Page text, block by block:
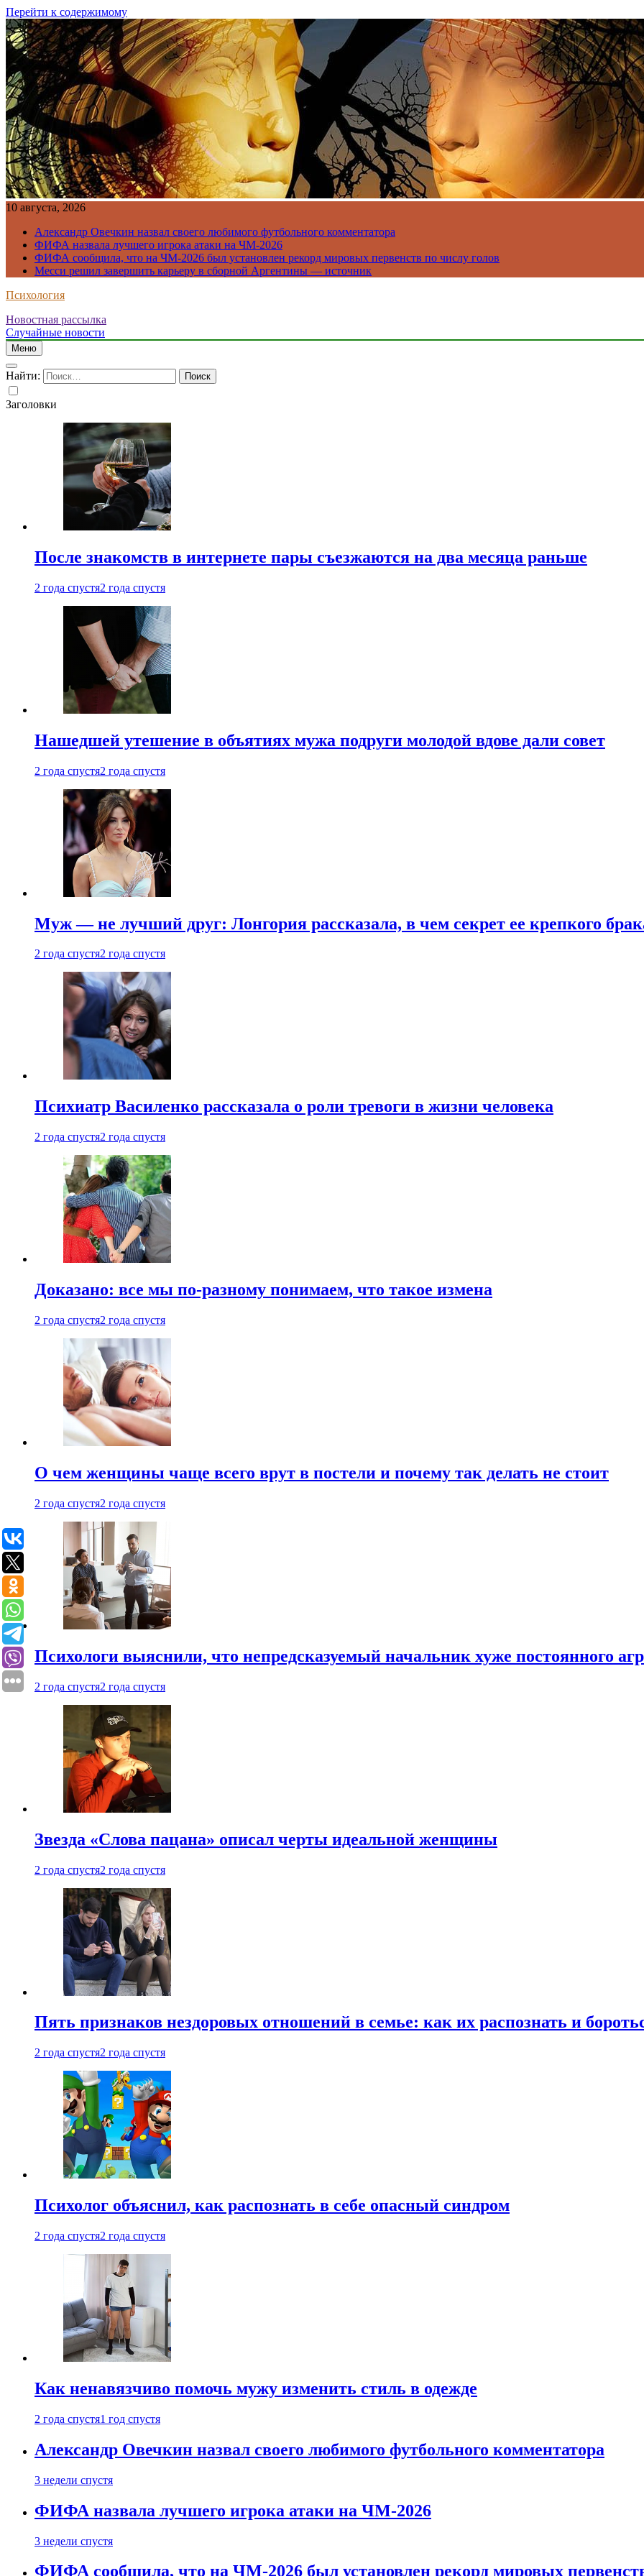
Перейти к содержимому
10 августа, 2026
Александр Овечкин назвал своего любимого футбольного комментатора
ФИФА назвала лучшего игрока атаки на ЧМ-2026
ФИФА сообщила, что на ЧМ-2026 был установлен рекорд мировых первенств по числу голов
Месси решил завершить карьеру в сборной Аргентины — источник
Психология
Новостная рассылка
Случайные новости
Меню
Найти:
Заголовки
После знакомств в интернете пары съезжаются на два месяца раньше
2 года спустя2 года спустя
Нашедшей утешение в объятиях мужа подруги молодой вдове дали совет
2 года спустя2 года спустя
Муж — не лучший друг: Лонгория рассказала, в чем секрет ее крепкого
2 года спустя2 года спустя
Психиатр Василенко рассказала о роли тревоги в жизни человека
2 года спустя2 года спустя
Доказано: все мы по-разному понимаем, что такое измена
2 года спустя2 года спустя
О чем женщины чаще всего врут в постели и почему так делать не стоит
2 года спустя2 года спустя
Психологи выяснили, что непредсказуемый начальник хуже постоянного
2 года спустя2 года спустя
Звезда «Слова пацана» описал черты идеальной женщины
2 года спустя2 года спустя
Пять признаков нездоровых отношений в семье: как их распознать и
2 года спустя2 года спустя
Психолог объяснил, как распознать в себе опасный синдром
2 года спустя2 года спустя
Как ненавязчиво помочь мужу изменить стиль в одежде
2 года спустя1 год спустя
Александр Овечкин назвал своего любимого футбольного комментатора
3 недели спустя
ФИФА назвала лучшего игрока атаки на ЧМ-2026
3 недели спустя
ФИФА сообщила, что на ЧМ-2026 был установлен рекорд мировых